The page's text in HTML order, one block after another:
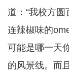
道：“我校方
连辣椒味的
可能是哪一天
的风景线。而